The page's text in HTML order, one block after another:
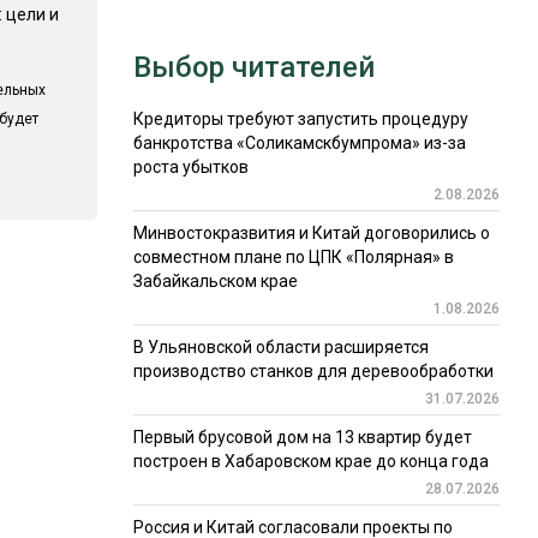
цели и
Выбор читателей
Кредиторы требуют запустить процедуру
банкротства «Соликамскбумпрома» из-за
роста убытков
2.08.2026
Минвостокразвития и Китай договорились о
совместном плане по ЦПК «Полярная» в
Забайкальском крае
1.08.2026
В Ульяновской области расширяется
производство станков для деревообработки
31.07.2026
Первый брусовой дом на 13 квартир будет
построен в Хабаровском крае до конца года
28.07.2026
Россия и Китай согласовали проекты по